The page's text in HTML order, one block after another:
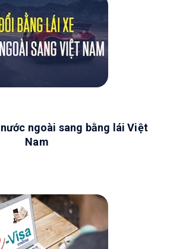
ngoài sang bằng lái Việt
Nam